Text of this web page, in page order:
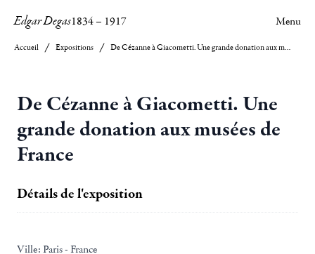
Edgar Degas1834– 1917 Menu
Accueil Expositions De Cézanne à Giacometti. Une grande donation aux musées de France
De Cézanne à Giacometti. Une
grande donation aux musées de
France
Détails de l'exposition
Ville: Paris - France